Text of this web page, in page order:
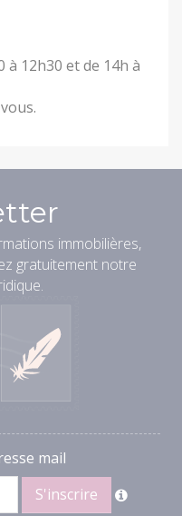
à 12h30 et de 14h à
immobilières,
gratuitement notre
mail